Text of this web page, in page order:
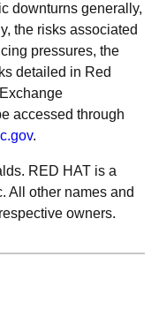
downturns generally,
the risks associated
pressures, the
detailed in Red
accessed through
.
RED HAT is a
All other names and
owners.